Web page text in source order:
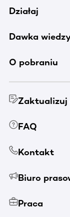
Działaj
Dawka
O pobraniu
Zaktualizuj
FAQ
Kontakt
Biuro
Praca